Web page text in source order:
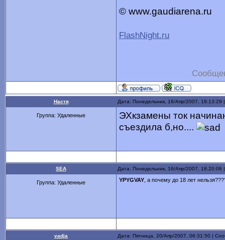
© www.gaudiarena.ru
FlashNight.ru
Настя Дата: Понедельник, 16/Апр/2007,
Группа: Удаленные
ЭХкзамены ток
съездила б,но....
SEA Дата: Понедельник, 16/Апр/2007,
Группа: Удаленные YPYGVAY , а почему до 18 лет
vadja Дата: Пятница, 20/Апр/2007, 06:31:50 |